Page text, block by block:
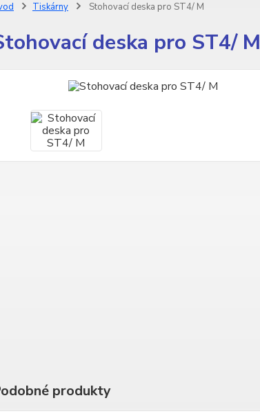
Tiskárny Stohovací deska pro ST4/ M
deska pro ST4/ M
produkty